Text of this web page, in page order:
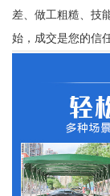
差、做工粗糙、技
始，成交是您的信